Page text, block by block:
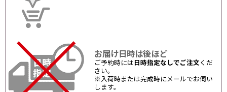
お届け日時は後ほど
ご予約時には 日時指定なしでご注文 くだ
さい。
※入荷時または完成時にメールでお伺い
します。